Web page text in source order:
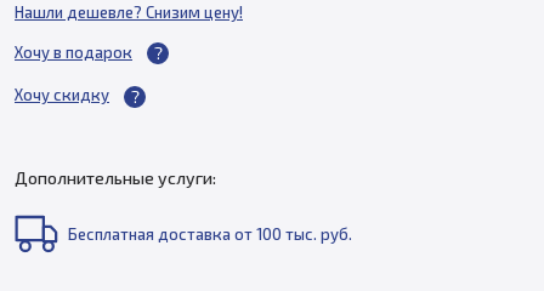
Нашли дешевле? Снизим цену!
Хочу в подарок
Хочу скидку
Дополнительные услуги:
Бесплатная доставка от 100 тыс. руб.